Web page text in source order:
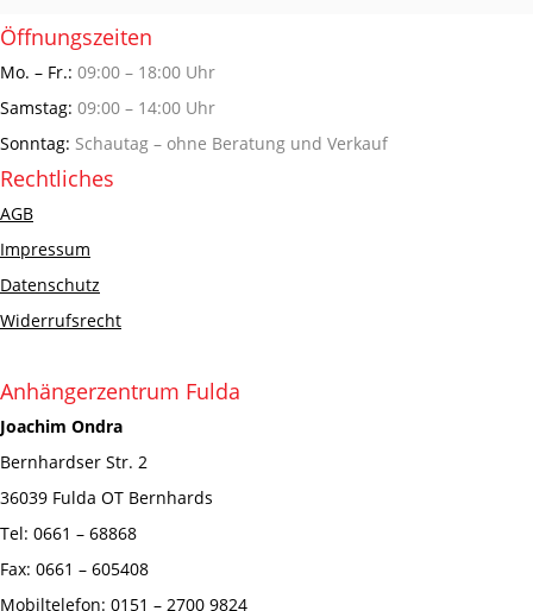
Öffnungszeiten
Mo. – Fr.: 09:00 – 18:00 Uhr
Samstag: 09:00 – 14:00 Uhr
Sonntag: Schautag – ohne Beratung und Verkauf
Rechtliches
AGB
Impressum
Datenschutz
Widerrufsrecht
Anhängerzentrum Fulda
Joachim Ondra
Bernhardser Str. 2
36039 Fulda OT Bernhards
Tel: 0661 – 68868
Fax: 0661 – 605408
Mobiltelefon: 0151 – 2700 9824